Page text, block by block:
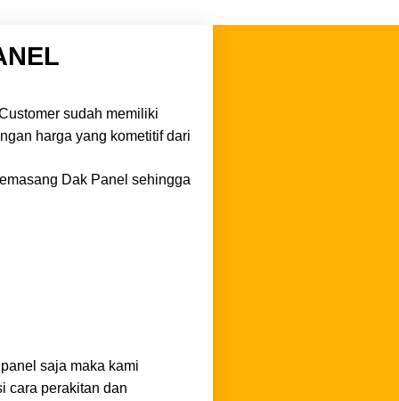
sudah memiliki
harga yang kometitif dari
Dak Panel sehingga
saja maka kami
cara perakitan dan